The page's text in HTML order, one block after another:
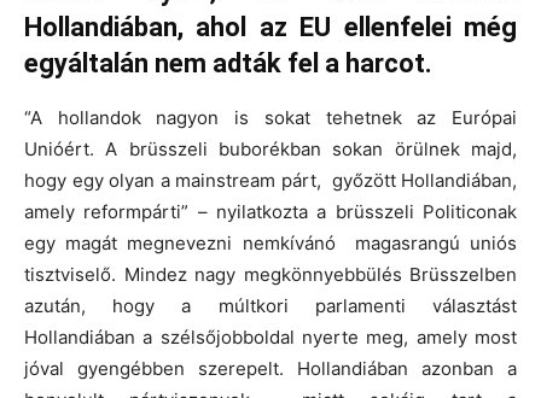
Hollandiában, ahol az EU ellenfelei még
egyáltalán nem adták fel a harcot.
“A hollandok nagyon is sokat tehetnek az Európai
Unióért. A brüsszeli buborékban sokan örülnek majd,
hogy egy olyan a mainstream párt, győzött Hollandiában,
amely reformpárti” – nyilatkozta a brüsszeli Politiconak
egy magát megnevezni nemkívánó magasrangú uniós
tisztviselő. Mindez nagy megkönnyebbülés Brüsszelben
azután, hogy a múltkori parlamenti választást
Hollandiában a szélsőjobboldal nyerte meg, amely most
jóval gyengébben szerepelt. Hollandiában azonban a